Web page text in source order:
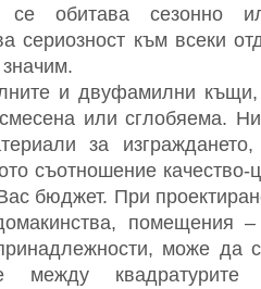
се обитава сезонно
сериозност към всеки
и двуфамилни къщи,
или сглобяема.
за изграждането,
съотношение качество-
бюджет. При
помещения –
може да
между